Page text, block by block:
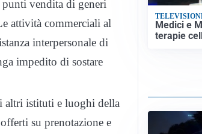
punti vendita di generi
attività commerciali al
interpersonale di
impedito di sostare
altri istituti e luoghi della
su prenotazione e
Medici e
terapie